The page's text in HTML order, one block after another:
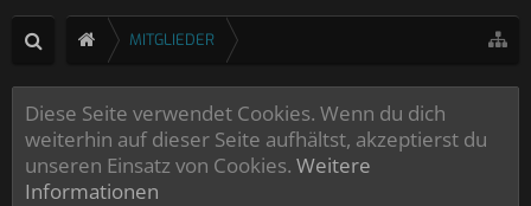
MITGLIEDER
Diese Seite verwendet Cookies. Wenn du dich
weiterhin auf dieser Seite aufhältst, akzeptierst du
unseren Einsatz von Cookies. Weitere
Informationen